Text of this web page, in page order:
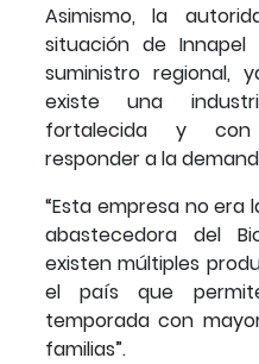
Asimismo, la
situación de
suministro regional,
existe una
fortalecida y con
responder a la
“Esta empresa no era
abastecedora del
existen múltiples
el país que
temporada con
familias”.